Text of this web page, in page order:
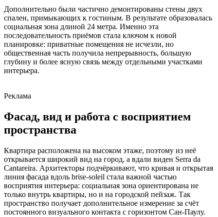
Дополнительно были частично демонтированы стены двух
спален, примыкающих к гостиным. В результате образовалась
социальная зона длиной 24 метра. Именно эта
последовательность приёмов стала ключом к новой
планировке: приватные помещения не исчезли, но
общественная часть получила непрерывность, большую
глубину и более ясную связь между отдельными участками
интерьера.
Реклама
Фасад, вид и работа с восприятием
пространства
Квартира расположена на высоком этаже, поэтому из неё
открывается широкий вид на город, а вдали виден Serra da
Cantareira. Архитекторы подчёркивают, что кривая и открытая
линия фасада вдоль brise-soleil стала важной частью
восприятия интерьера: социальная зона ориентирована не
только внутрь квартиры, но и на городской пейзаж. Так
пространство получает дополнительное измерение за счёт
постоянного визуального контакта с горизонтом Сан-Паулу.